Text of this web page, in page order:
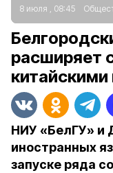
8 июля , 08:45
расширяет
НИУ «БелГУ» и
иностранных
запуске ряда